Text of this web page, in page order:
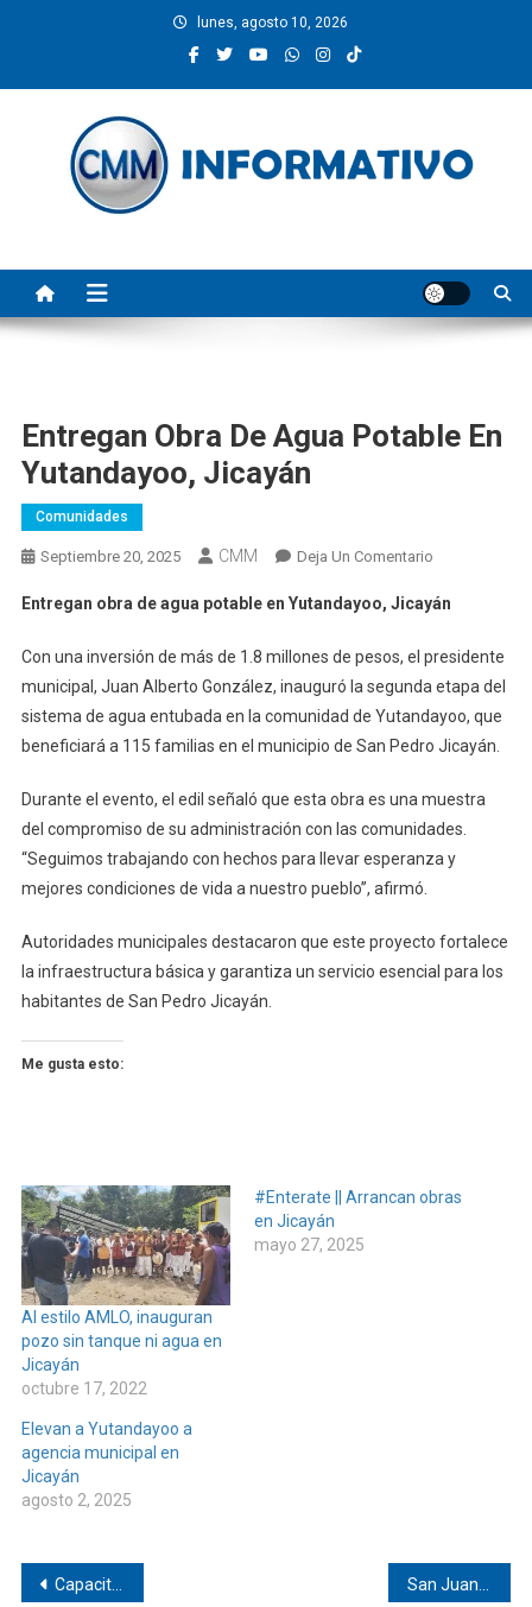
lunes, agosto 10, 2026
Entregan Obra De Agua Potable En
Yutandayoo, Jicayán
Comunidades
Septiembre 20, 2025 CMM Deja Un ComentarioEn
Obra
Agua
Potable
En
Yutandayoo,
Entregan obra de agua potable en Yutandayoo, Jicayán
Con una inversión de más de 1.8 millones de pesos, el presidente
municipal, Juan Alberto González, inauguró la segunda etapa del
sistema de agua entubada en la comunidad de Yutandayoo, que
beneficiará a 115 familias en el municipio de San Pedro Jicayán.
Durante el evento, el edil señaló que esta obra es una muestra
del compromiso de su administración con las comunidades.
“Seguimos trabajando con hechos para llevar esperanza y
mejores condiciones de vida a nuestro pueblo”, afirmó.
Autoridades municipales destacaron que este proyecto fortalece
la infraestructura básica y garantiza un servicio esencial para los
habitantes de San Pedro Jicayán.
Me gusta esto:
Al estilo AMLO, inauguran
pozo sin tanque ni agua en
Jicayán
octubre 17, 2022
#Enterate || Arrancan obras
en Jicayán
mayo 27, 2025
Elevan a Yutandayoo a
agencia municipal en
Jicayán
agosto 2, 2025
Navegación
Capacitan en Pinotepa sobre control del gusano barrenador